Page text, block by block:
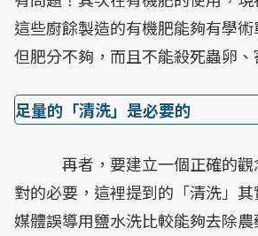
這些廚餘製造的有機肥能夠有學
但肥分不夠，而且不能殺死蟲卵
足量的「清洗」是必要的
再者，要建立一個正確的觀念
對的必要，這裡提到的「清洗」
媒體誤導用鹽水洗比較能夠去除